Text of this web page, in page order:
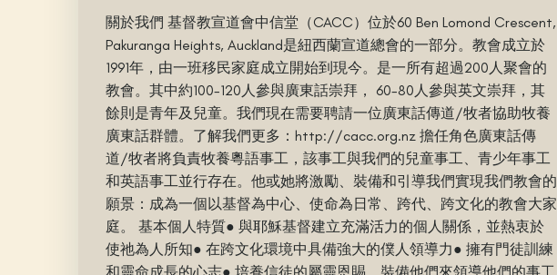
關於我們 基督教宣道會中信堂（CACC）位於60 Ben Lomond Crescent,
Pakuranga Heights, Auckland是紐西蘭宣道總會的一部分。教會成立於
1991年，由一班移民家庭成立開始到現今。是一所有超過200人聚會的
教會。其中約100-120人參與廣東話崇拜， 60-80人參與英文崇拜，其
餘則是青年及兒童。我們現在需要聘請一位廣東話傳道/牧者協助牧養
廣東話群體。了解我們更多：http://cacc.org.nz 擔任角色廣東話傳
道/牧者將負責牧養粵語事工，該事工與我們的兒童事工、青少年事工
和英語事工並行存在。他或她將激勵、裝備和引導我們實現我們教會的
願景：成為一個以基督為中心、使命為日常、跨代、跨文化的教會大家
庭。 基本個人特質● 與耶穌基督建立充滿活力的個人關係，並熱衷於
使祂為人所知● 在跨文化環境中具備強大的僕人領導力● 擁有門徒訓練